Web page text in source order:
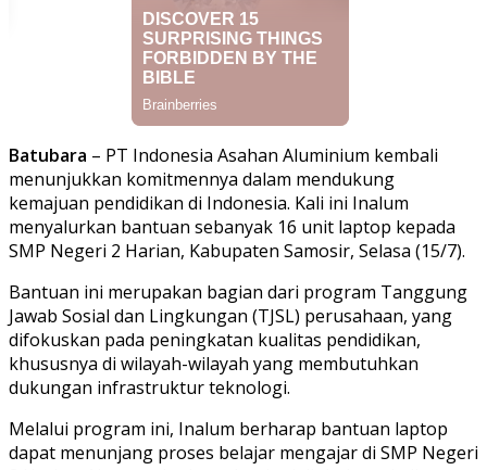
Batubara – PT Indonesia Asahan Aluminium kembali
menunjukkan komitmennya dalam mendukung
kemajuan pendidikan di Indonesia. Kali ini Inalum
menyalurkan bantuan sebanyak 16 unit laptop kepada
SMP Negeri 2 Harian, Kabupaten Samosir, Selasa (15/7).
Bantuan ini merupakan bagian dari program Tanggung
Jawab Sosial dan Lingkungan (TJSL) perusahaan, yang
difokuskan pada peningkatan kualitas pendidikan,
khususnya di wilayah-wilayah yang membutuhkan
dukungan infrastruktur teknologi.
Melalui program ini, Inalum berharap bantuan laptop
dapat menunjang proses belajar mengajar di SMP Negeri